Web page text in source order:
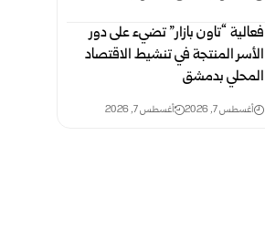
فعالية “تاون بازار” تضيء على دور
الأسر المنتجة في تنشيط الاقتصاد
المحلي بدمشق
أغسطس 7, 2026 أغسطس 7, 2026